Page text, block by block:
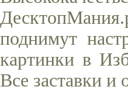
поднимут
картинки в
Все заставки и